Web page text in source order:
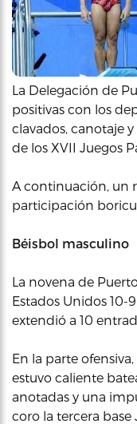
La Delegación de
positivas con los
clavados, canotaje
de los XVII Juegos
A continuación, un
participación
Béisbol masculino
La novena de
Estados Unidos
extendió a 10
En la parte
estuvo caliente
anotadas y una
coro la tercera